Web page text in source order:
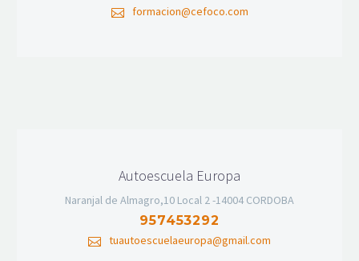
formacion@cefoco.com
Autoescuela Europa
Naranjal de Almagro,10 Local 2 -14004 CORDOBA
957453292
tuautoescuelaeuropa@gmail.com